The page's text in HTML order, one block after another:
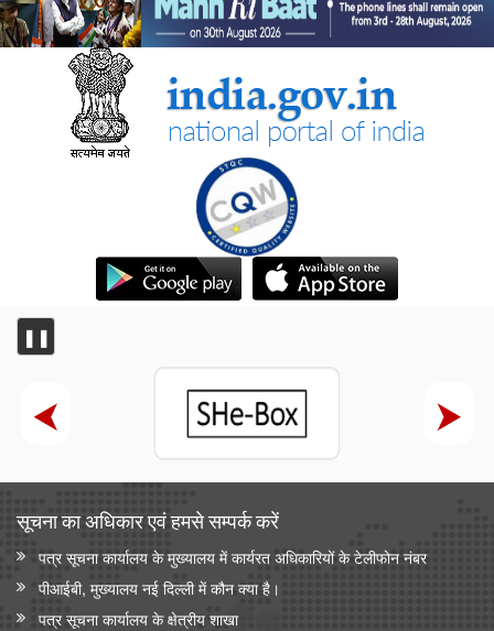
❚❚
सूचना का अधिकार एवं हमसे सम्‍पर्क करें
पत्र सूचना कार्यालय के मुख्यालय में कार्यरत अधिकारियों के टेलीफोन नंबर
पीआईबी, मुख्यालय नई दिल्ली में कौन क्या है।
पत्र सूचना कार्यालय के क्षेत्रीय शाखा